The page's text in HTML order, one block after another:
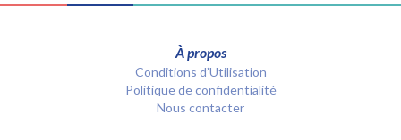
À propos
Conditions d’Utilisation
Politique de confidentialité
Nous contacter